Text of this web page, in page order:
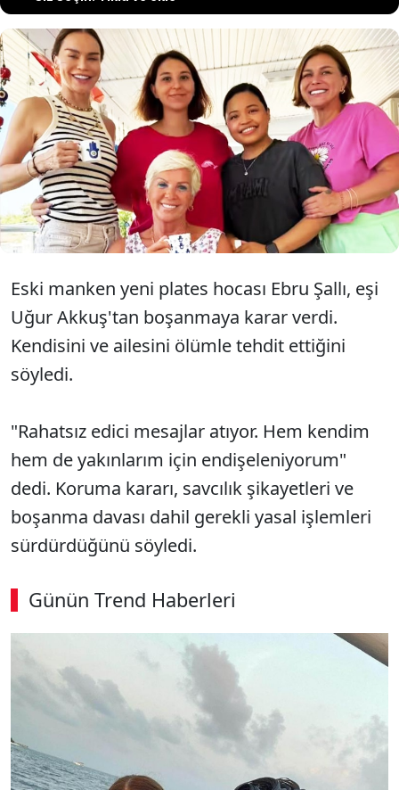
Uğur Akkuş ile boşanma sürecinde olan
eski manken Ebru Şallı ailesiyle bir araya
geldi. Şallı'nın anne ve ablası ile çekildiği
kareler sosyal medyada büyük ilgi gördü.
Eski manken yeni plates hocası Ebru Şallı, eşi
Uğur Akkuş'tan boşanmaya karar verdi.
Kendisini ve ailesini ölümle tehdit ettiğini
söyledi.
"Rahatsız edici mesajlar atıyor. Hem kendim
hem de yakınlarım için endişeleniyorum"
dedi. Koruma kararı, savcılık şikayetleri ve
boşanma davası dahil gerekli yasal işlemleri
sürdürdüğünü söyledi.
Günün Trend Haberleri
00:03 / 03:08
Sesi Aç